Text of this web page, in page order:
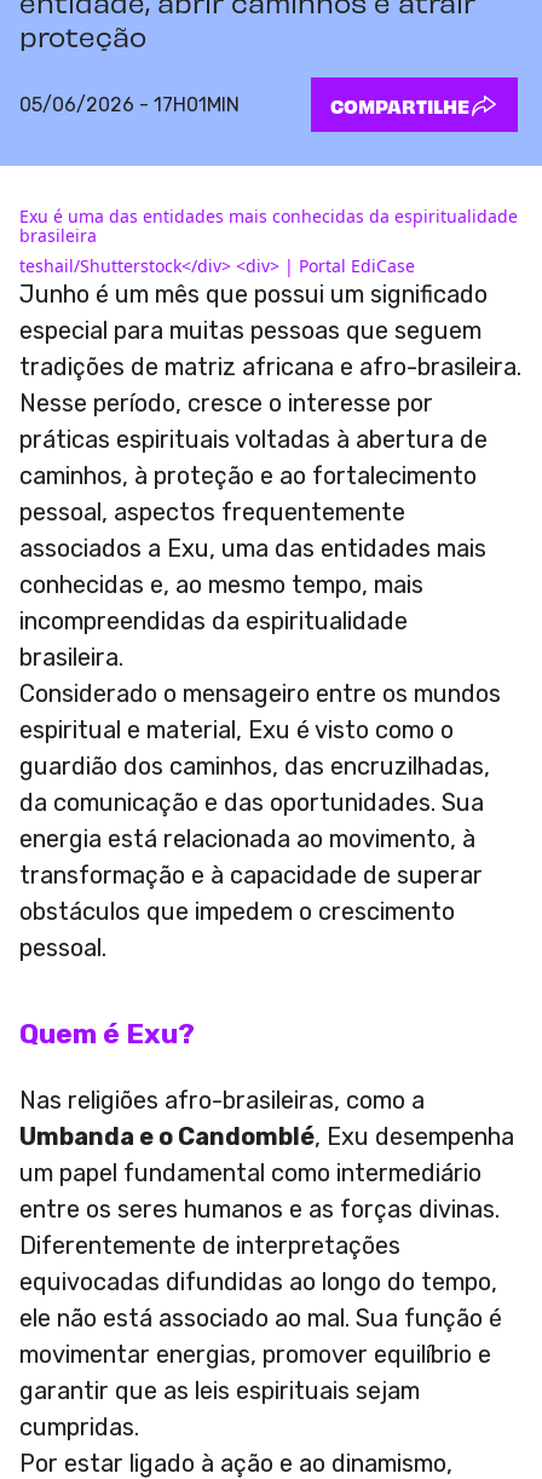
proteção
05/06/2026 - 17H01MIN COMPARTILHE
Exu é uma das entidades mais conhecidas da espiritualidade
brasileira
teshail/Shutterstock</div> <div> | Portal EdiCase
Junho é um mês que possui um significado
especial para muitas pessoas que seguem
tradições de matriz africana e afro-brasileira.
Nesse período, cresce o interesse por
práticas espirituais voltadas à abertura de
caminhos, à proteção e ao fortalecimento
pessoal, aspectos frequentemente
associados a Exu, uma das entidades mais
conhecidas e, ao mesmo tempo, mais
incompreendidas da espiritualidade
brasileira.
Considerado o mensageiro entre os mundos
espiritual e material, Exu é visto como o
guardião dos caminhos, das encruzilhadas,
da comunicação e das oportunidades. Sua
energia está relacionada ao movimento, à
transformação e à capacidade de superar
obstáculos que impedem o crescimento
pessoal.
Quem é Exu?
Nas religiões afro-brasileiras, como a
Umbanda e o Candomblé, Exu desempenha
um papel fundamental como intermediário
entre os seres humanos e as forças divinas.
Diferentemente de interpretações
equivocadas difundidas ao longo do tempo,
ele não está associado ao mal. Sua função é
movimentar energias, promover equilíbrio e
garantir que as leis espirituais sejam
cumpridas.
Por estar ligado à ação e ao dinamismo,